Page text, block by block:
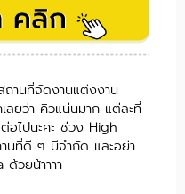
านที่จัดงานแต่งงาน
ลยว่า คิวแน่นมาก แต่ละที่
อไปนะคะ ช่วง High
านที่ดี ๆ มีจำกัด และอย่า
ด้วยน้าาาา